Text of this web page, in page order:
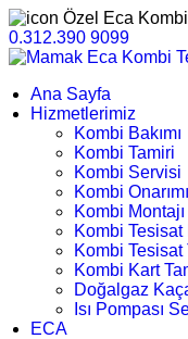
Özel Eca
0.312.390 9099
Ana Sayfa
Hizmetlerimiz
Kombi Bakımı
Kombi Tamiri
Kombi Servisi
Kombi Onarımı
Kombi Montajı
Kombi Tesisat
Kombi Tesisat
Kombi Kart
Doğalgaz
Isı Pompası
ECA